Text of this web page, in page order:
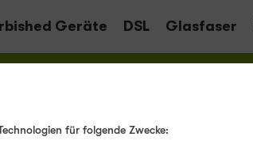
Geräte DSL Glasfaser
für folgende Zwecke: